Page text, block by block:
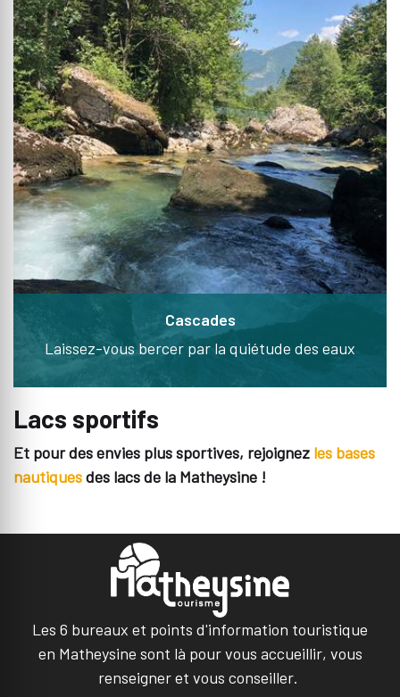
Cascades
Laissez-vous bercer par la quiétude des eaux
Lacs sportifs
Et pour des envies plus sportives, rejoignez les bases
nautiquesdes lacs de la Matheysine !
Les 6 bureaux et points d'information touristique
en Matheysine sont là pour vous accueillir, vous
renseigner et vous conseiller.